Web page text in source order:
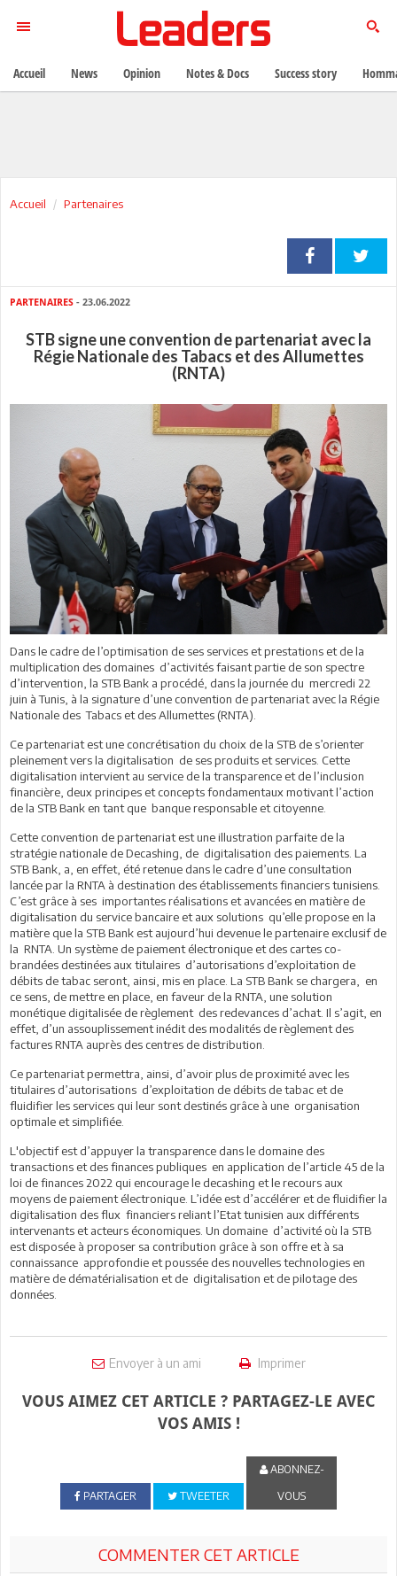
Accueil Partenaires
PARTENAIRES - 23.06.2022
STB signe une convention de partenariat avec la
Régie Nationale des Tabacs et des Allumettes
(RNTA)
Dans le cadre de l’optimisation de ses services et prestations et de la
multiplication des domaines d’activités faisant partie de son spectre
d’intervention, la STB Bank a procédé, dans la journée du mercredi 22
juin à Tunis, à la signature d’une convention de partenariat avec la Régie
Nationale des Tabacs et des Allumettes (RNTA).
Ce partenariat est une concrétisation du choix de la STB de s’orienter
pleinement vers la digitalisation de ses produits et services. Cette
digitalisation intervient au service de la transparence et de l’inclusion
financière, deux principes et concepts fondamentaux motivant l’action
de la STB Bank en tant que banque responsable et citoyenne.
Cette convention de partenariat est une illustration parfaite de la
stratégie nationale de Decashing, de digitalisation des paiements. La
STB Bank, a, en effet, été retenue dans le cadre d’une consultation
lancée par la RNTA à destination des établissements financiers tunisiens.
C’est grâce à ses importantes réalisations et avancées en matière de
digitalisation du service bancaire et aux solutions qu’elle propose en la
matière que la STB Bank est aujourd’hui devenue le partenaire exclusif de
la RNTA. Un système de paiement électronique et des cartes co-
brandées destinées aux titulaires d’autorisations d’exploitation de
débits de tabac seront, ainsi, mis en place. La STB Bank se chargera, en
ce sens, de mettre en place, en faveur de la RNTA, une solution
monétique digitalisée de règlement des redevances d’achat. Il s’agit, en
effet, d’un assouplissement inédit des modalités de règlement des
factures RNTA auprès des centres de distribution.
Ce partenariat permettra, ainsi, d’avoir plus de proximité avec les
titulaires d’autorisations d’exploitation de débits de tabac et de
fluidifier les services qui leur sont destinés grâce à une organisation
optimale et simplifiée.
L'objectif est d’appuyer la transparence dans le domaine des
transactions et des finances publiques en application de l’article 45 de la
loi de finances 2022 qui encourage le decashing et le recours aux
moyens de paiement électronique. L’idée est d’accélérer et de fluidifier la
digitalisation des flux financiers reliant l’Etat tunisien aux différents
intervenants et acteurs économiques. Un domaine d’activité où la STB
est disposée à proposer sa contribution grâce à son offre et à sa
connaissance approfondie et poussée des nouvelles technologies en
matière de dématérialisation et de digitalisation et de pilotage des
données.
Envoyer à un ami Imprimer
VOUS AIMEZ CET ARTICLE ? PARTAGEZ-LE AVEC
VOS AMIS !
PARTAGER TWEETER
ABONNEZ-
VOUS
COMMENTER CET ARTICLE
Accueil News Opinion Notes & Docs Success story